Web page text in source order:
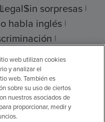
LegalSin sorpresas
habla inglés
proveedores
Corporation
web utilizan cookies
y analizar el
web. También es
sobre su uso de ciertos
nuestros asociados de
proporcionar, medir y